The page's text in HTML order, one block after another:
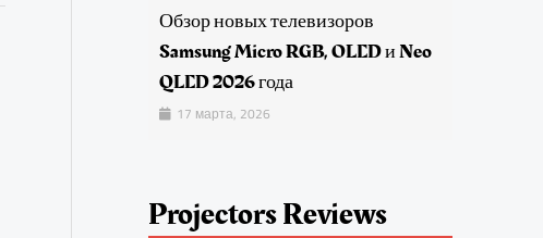
Обзор новых телевизоров
Samsung Micro RGB, OLED и Neo
QLED 2026 года
17 марта, 2026
Projectors Reviews